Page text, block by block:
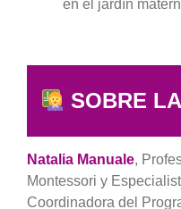
en el jardín
SOBRE
Natalia Manuale,
Montessori y
Coordinadora del